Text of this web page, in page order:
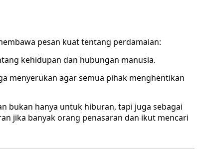
pesan kuat tentang perdamaian:
kehidupan dan hubungan manusia.
menyerukan agar semua pihak menghentikan
bukan hanya untuk hiburan, tapi juga sebagai
jika banyak orang penasaran dan ikut mencari